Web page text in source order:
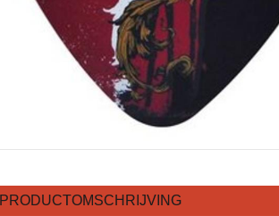
PRODUCTOMSCHRIJVING